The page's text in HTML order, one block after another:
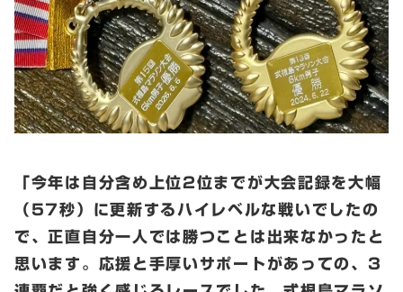
「今年は自分含め上位2位までが大会記録を大幅
（57秒）に更新するハイレベルな戦いでしたの
で、正直自分一人では勝つことは出来なかったと
思います。応援と手厚いサポートがあっての、3